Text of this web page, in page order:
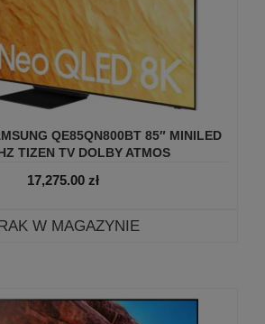
QE85QN800BT 85″ MINILED
TIZEN TV DOLBY ATMOS
17,275.00 zł
W MAGAZYNIE